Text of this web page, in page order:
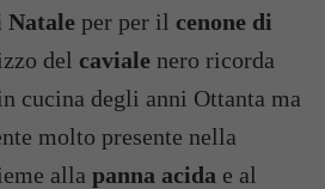
per per il cenone di
del caviale nero ricorda
cucina degli anni Ottanta ma
molto presente nella
alla panna acida e al